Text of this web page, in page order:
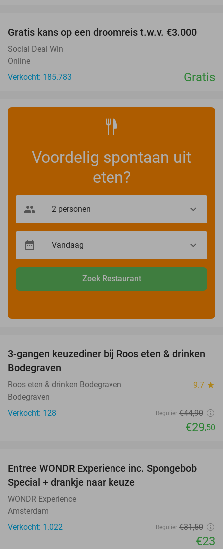
Gratis kans op een droomreis t.w.v. €3.000
Social Deal Win
Online
Verkocht: 185.783
Gratis
Voordelig spontaan uit
eten?
Zoek Restaurant
34%
3-gangen keuzediner bij Roos eten & drinken
Bodegraven
Roos eten & drinken Bodegraven 9.7 star
Bodegraven
Verkocht: 128
Regulier €44,90
€29,50
27%
Entree WONDR Experience inc. Spongebob
Special + drankje naar keuze
WONDR Experience
Amsterdam
Verkocht: 1.022
Regulier €31,50
€23